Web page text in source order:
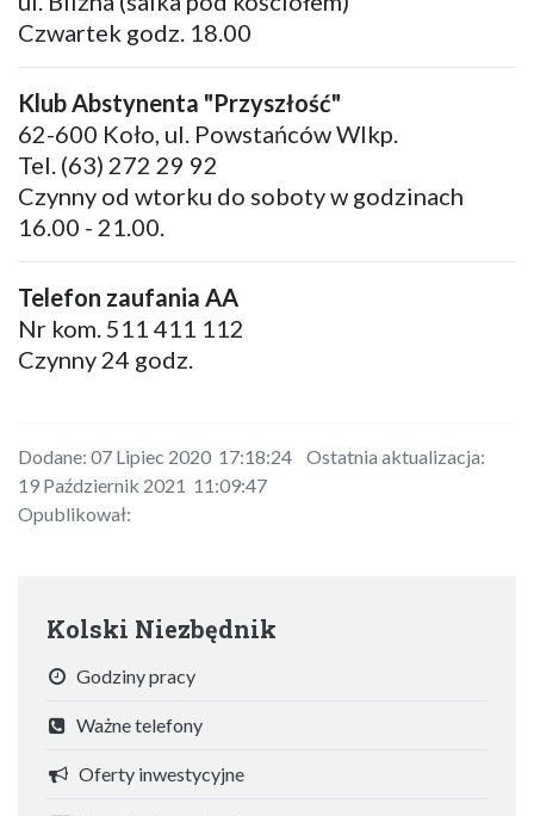
Czwartek godz. 18.00
Klub Abstynenta "Przyszłość"
62-600 Koło, ul. Powstańców Wlkp.
Tel. (63) 272 29 92
Czynny od wtorku do soboty w godzinach
16.00 - 21.00.
Telefon zaufania AA
Nr kom. 511 411 112
Czynny 24 godz.
Dodane: 07 Lipiec 2020 17:18:24 Ostatnia aktualizacja:
19 Październik 2021 11:09:47
Opublikował:
Kolski Niezbędnik
Godziny pracy
Ważne telefony
Oferty inwestycyjne